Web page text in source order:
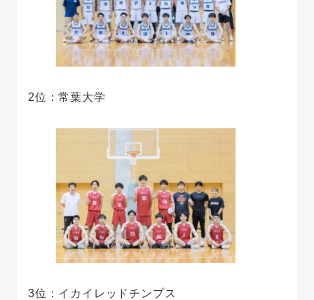
2位：常葉大学
3位：イカイレッドチンプス